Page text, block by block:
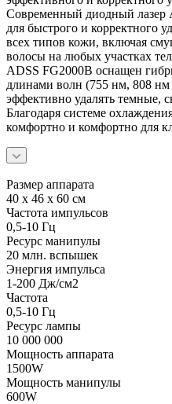
Современный диодный лазер
для быстрого и корректного
всех типов кожи, включая
волосы на любых участках
ADSS FG2000B оснащен
длинами волн (755 нм, 808 нм
эффективно удалять темные,
Благодаря системе
комфортно и комфортно для
Размер аппарата
40 х 46 х 60 см
Частота импульсов
0,5-10 Гц
Ресурс манипулы
20 млн. вспышек
Энергия импульса
1-200 Дж/см2
Частота
0,5-10 Гц
Ресурс лампы
10 000 000
Мощность аппарата
1500W
Мощность манипулы
600W